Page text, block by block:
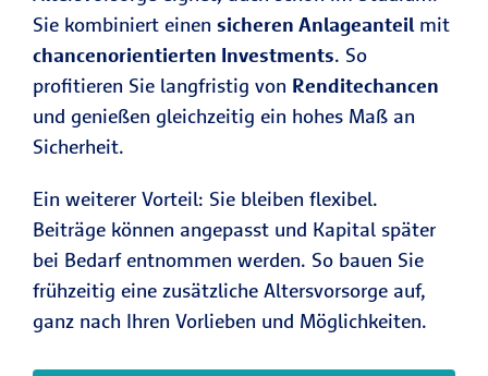
Sie kombiniert einen sicheren Anlageanteilmit
chancenorientierten Investments. So
profitieren Sie langfristig von Renditechancen
und genießen gleichzeitig ein hohes Maß an
Sicherheit.
Ein weiterer Vorteil: Sie bleiben flexibel.
Beiträge können angepasst und Kapital später
bei Bedarf entnommen werden. So bauen Sie
frühzeitig eine zusätzliche Altersvorsorge auf,
ganz nach Ihren Vorlieben und Möglichkeiten.